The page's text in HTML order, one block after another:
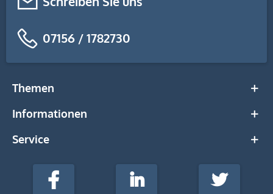
07156 / 1782730
Themen
Informationen
Service
stempel-
Facebook LinkedIn Twitter